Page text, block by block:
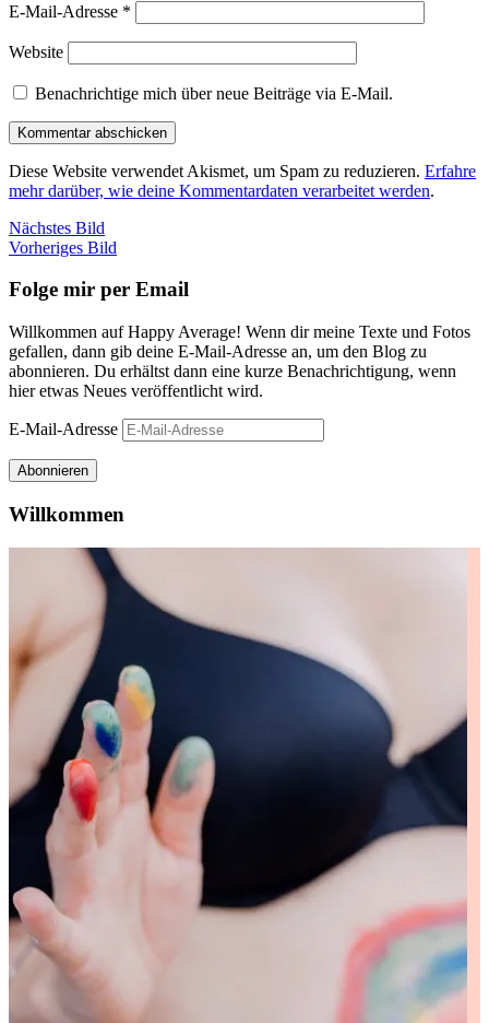
E-Mail-Adresse *
Website
Benachrichtige mich über neue Beiträge via E-Mail.
Diese Website verwendet Akismet, um Spam zu reduzieren. Erfahre
mehr darüber, wie deine Kommentardaten verarbeitet werden.
Nächstes Bild
Vorheriges Bild
Folge mir per Email
Willkommen auf Happy Average! Wenn dir meine Texte und Fotos
gefallen, dann gib deine E-Mail-Adresse an, um den Blog zu
abonnieren. Du erhältst dann eine kurze Benachrichtigung, wenn
hier etwas Neues veröffentlicht wird.
E-Mail-Adresse
Abonnieren
Willkommen